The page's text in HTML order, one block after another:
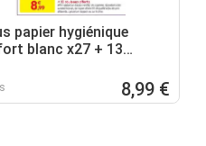
papier hygiénique
blanc x27 + 13
8,99 €